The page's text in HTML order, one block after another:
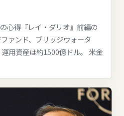
心得『レイ・ダリオ』前編の
ァンド、ブリッジウォータ
用資産は約1500億ドル。 米金